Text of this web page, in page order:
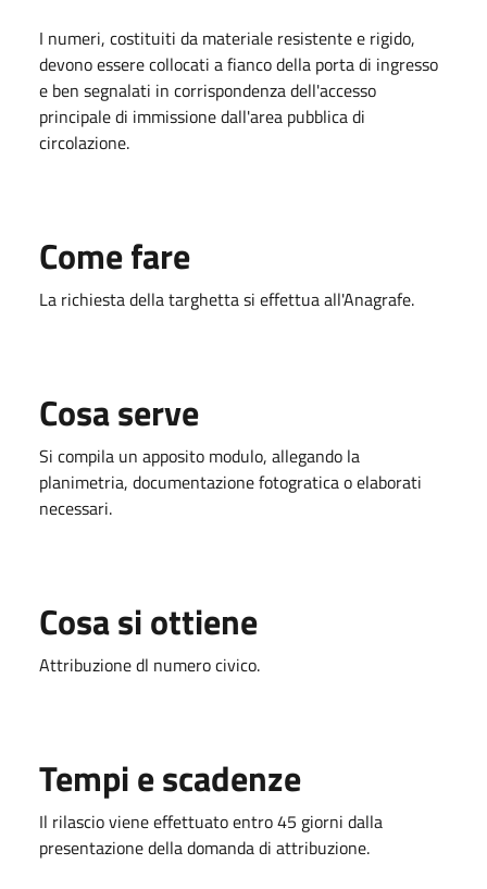
I numeri, costituiti da materiale resistente e rigido,
devono essere collocati a fianco della porta di ingresso
e ben segnalati in corrispondenza dell'accesso
principale di immissione dall'area pubblica di
circolazione.
Come fare
La richiesta della targhetta si effettua all'Anagrafe.
Cosa serve
Si compila un apposito modulo, allegando la
planimetria, documentazione fotogratica o elaborati
necessari.
Cosa si ottiene
Attribuzione dl numero civico.
Tempi e scadenze
Il rilascio viene effettuato entro 45 giorni dalla
presentazione della domanda di attribuzione.